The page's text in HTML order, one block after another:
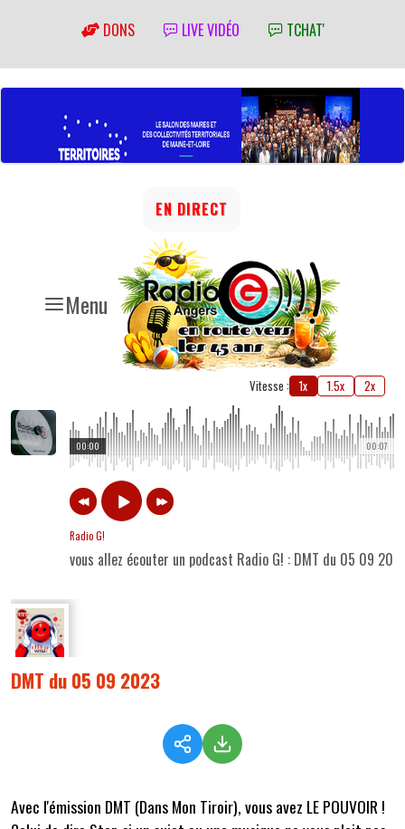
DONS LIVE VIDÉO TCHAT'
Menu
EN DIRECT
Vitesse : 1x 1.5x 2x
00:07
00:00
Radio G!
vous allez écouter un podcast Radio G! : DMT du 05 09
DMT du 05 09 2023
Avec l'émission DMT (Dans Mon Tiroir), vous avez LE POUVOIR !